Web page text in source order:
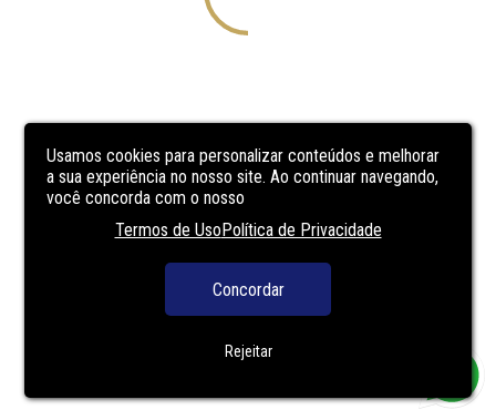
Usamos cookies para personalizar conteúdos e melhorar
a sua experiência no nosso site. Ao continuar navegando,
você concorda com o nosso
Termos de UsoPolítica de Privacidade
Concordar
Rejeitar